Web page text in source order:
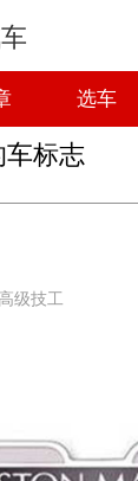
选车
车标志
级技工